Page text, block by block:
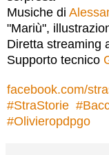
Musiche di
"Mariù",
Diretta streaming
Supporto tecnico
facebook.com/
#StraStorie #
#Olivieropdpgo